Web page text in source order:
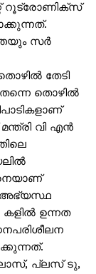
റൂട്രോണിക്സ്
സർ​​​
തേടി
തന്നെ തൊഴിൽ
മന്ത്രി വി എൻ
അഭ്യസ്ഥ
ഉന്നത
പ്ലസ് ടു,